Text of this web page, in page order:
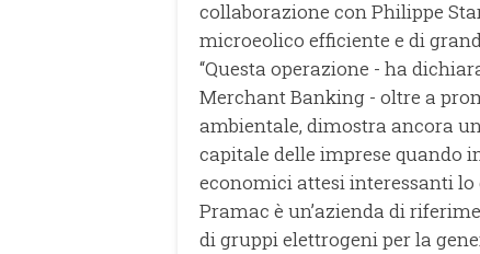
collaborazione con Philippe
microeolico efficiente e di
“Questa operazione - ha
Merchant Banking - oltre a
ambientale, dimostra ancora
capitale delle imprese quando
economici attesi interessanti lo
Pramac è un’azienda di
di gruppi elettrogeni per la